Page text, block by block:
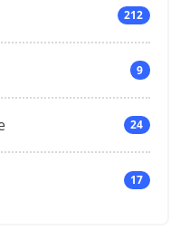
212
9
24
17